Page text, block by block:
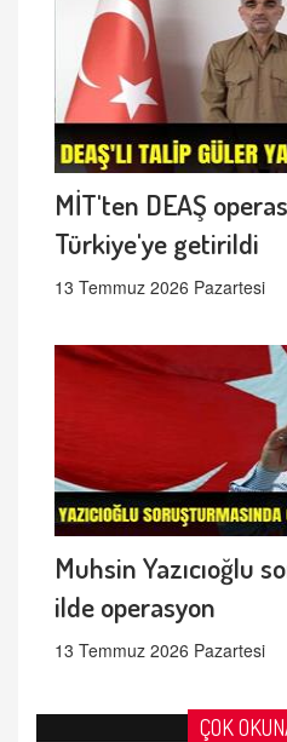
MİT'ten DEAŞ
Türkiye'ye getirildi
13 Temmuz 2026 Pazartesi
Muhsin Yazıcıoğlu
ilde operasyon
13 Temmuz 2026 Pazartesi
ÇOK